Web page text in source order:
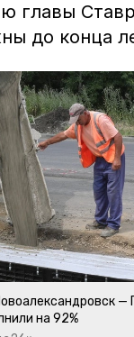
главы
до конца
—
на 92%